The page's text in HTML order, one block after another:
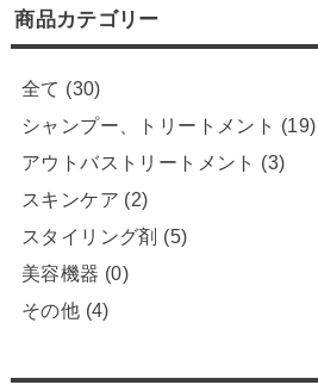
商品カテゴリー
全て (30)
シャンプー、トリートメント (19)
アウトバストリートメント (3)
スキンケア (2)
スタイリング剤 (5)
美容機器 (0)
その他 (4)